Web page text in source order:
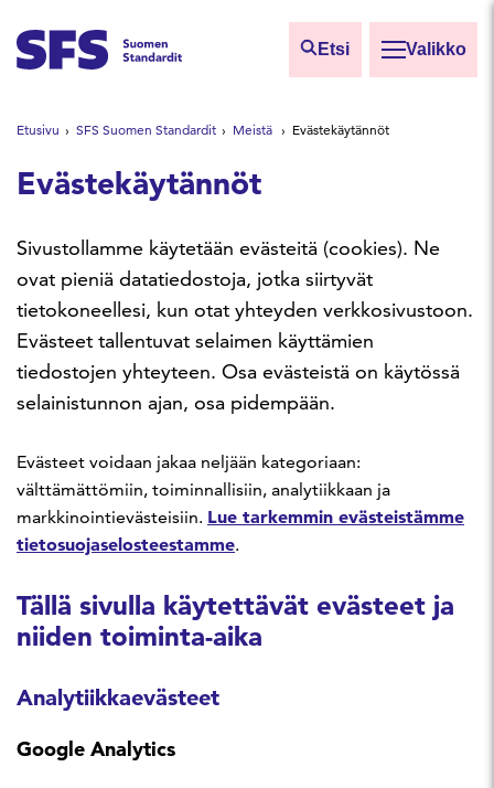
Etsi Valikko
Etsi sivuilta
Hae hakutermillä
Etusivu SFS Suomen Standardit Meistä Evästekäytännöt
Evästekäytännöt
Sivustollamme käytetään evästeitä (cookies). Ne
ovat pieniä datatiedostoja, jotka siirtyvät
tietokoneellesi, kun otat yhteyden verkkosivustoon.
Evästeet tallentuvat selaimen käyttämien
tiedostojen yhteyteen. Osa evästeistä on käytössä
selainistunnon ajan, osa pidempään.
Evästeet voidaan jakaa neljään kategoriaan:
välttämättömiin, toiminnallisiin, analytiikkaan ja
markkinointievästeisiin. Lue tarkemmin evästeistämme
tietosuojaselosteestamme.
Tällä sivulla käytettävät evästeet ja
niiden toiminta-aika
Analytiikkaevästeet
Google Analytics